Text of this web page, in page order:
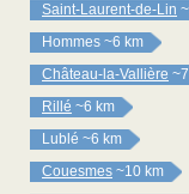
Saint-Laurent-de-Lin
Hommes ~6 km
Château-la-Vallière
Rillé ~6 km
Lublé ~6 km
Couesmes ~10 km